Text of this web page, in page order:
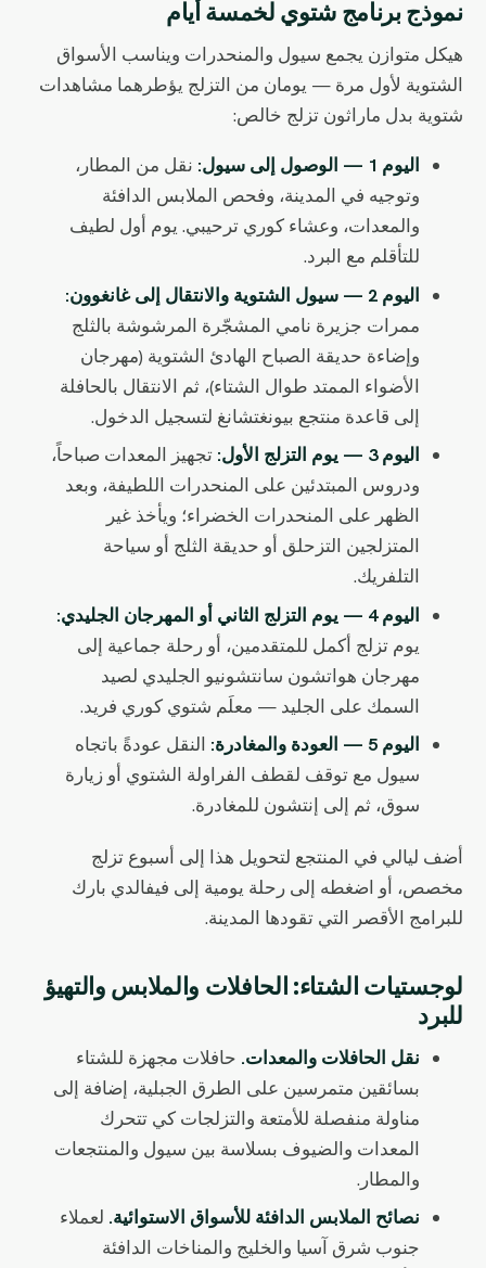
نموذج برنامج شتوي لخمسة أيام
هيكل متوازن يجمع سيول والمنحدرات ويناسب الأسواق
الشتوية لأول مرة — يومان من التزلج يؤطرهما مشاهدات
شتوية بدل ماراثون تزلج خالص:
اليوم 1 — الوصول إلى سيول:
نقل من المطار،
وتوجيه في المدينة، وفحص الملابس الدافئة
والمعدات، وعشاء كوري ترحيبي. يوم أول لطيف
للتأقلم مع البرد.
اليوم 2 — سيول الشتوية والانتقال إلى غانغوون:
ممرات جزيرة نامي المشجّرة المرشوشة بالثلج
وإضاءة حديقة الصباح الهادئ الشتوية (مهرجان
الأضواء الممتد طوال الشتاء)، ثم الانتقال بالحافلة
إلى قاعدة منتجع بيونغتشانغ لتسجيل الدخول.
اليوم 3 — يوم التزلج الأول:
تجهيز المعدات صباحاً،
ودروس المبتدئين على المنحدرات اللطيفة، وبعد
الظهر على المنحدرات الخضراء؛ ويأخذ غير
المتزلجين التزحلق أو حديقة الثلج أو سياحة
التلفريك.
اليوم 4 — يوم التزلج الثاني أو المهرجان الجليدي:
يوم تزلج أكمل للمتقدمين، أو رحلة جماعية إلى
مهرجان هواتشون سانتشونيو الجليدي لصيد
السمك على الجليد — معلَم شتوي كوري فريد.
اليوم 5 — العودة والمغادرة:
النقل عودةً باتجاه
سيول مع توقف لقطف الفراولة الشتوي أو زيارة
سوق، ثم إلى إنتشون للمغادرة.
أضف ليالي في المنتجع لتحويل هذا إلى أسبوع تزلج
مخصص، أو اضغطه إلى رحلة يومية إلى فيفالدي بارك
للبرامج الأقصر التي تقودها المدينة.
لوجستيات الشتاء: الحافلات والملابس والتهيؤ
للبرد
نقل الحافلات والمعدات. حافلات مجهزة للشتاء
بسائقين متمرسين على الطرق الجبلية، إضافة إلى
مناولة منفصلة للأمتعة والتزلجات كي تتحرك
المعدات والضيوف بسلاسة بين سيول والمنتجعات
والمطار.
نصائح الملابس الدافئة للأسواق الاستوائية. لعملاء
جنوب شرق آسيا والخليج والمناخات الدافئة